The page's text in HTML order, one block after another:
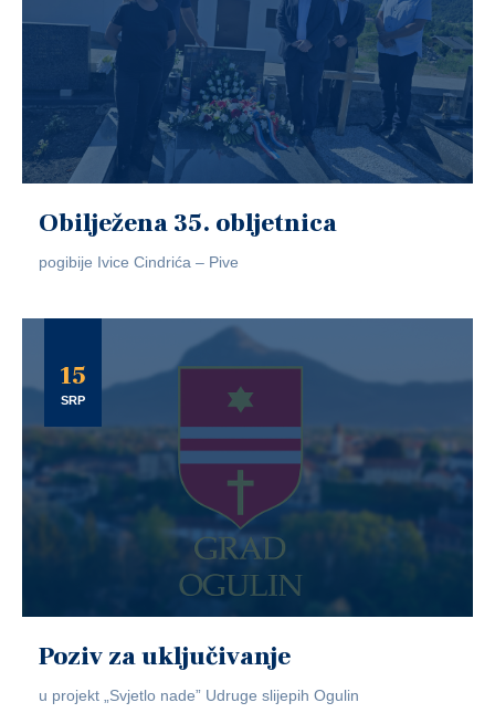
Obilježena 35. obljetnica
pogibije Ivice Cindrića – Pive
15
SRP
Poziv za uključivanje
u projekt „Svjetlo nade” Udruge slijepih Ogulin